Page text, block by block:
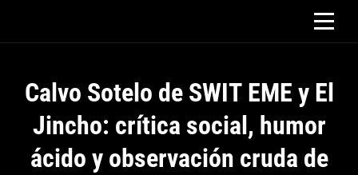
Calvo Sotelo de SWIT EME y El
Jincho: crítica social, humor
ácido y observación cruda de